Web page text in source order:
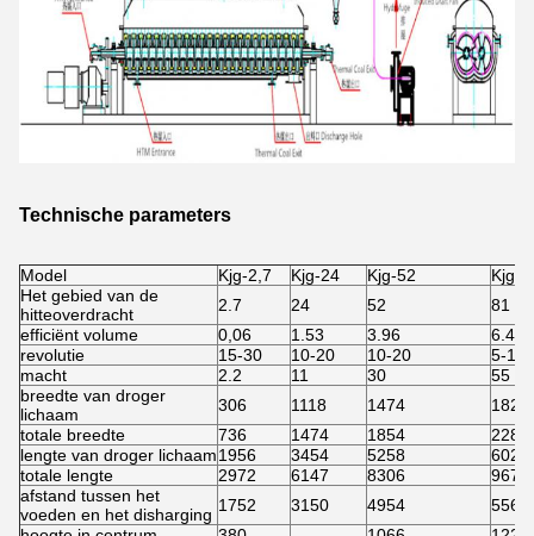
Technische parameters
Model Kjg-2,7 Kjg-24 Kjg-52
Kjg-
Het gebied van de
hitteoverdracht
2.7 24 52
81
efficiënt volume
0,06 1.53 3.96
6.43
revolutie
15-30 10-20 10-20
5-15
macht
2.2 11 30
55
breedte van droger
lichaam
306 1118 1474
1828
totale breedte
736 1474 1854
2286
lengte van droger lichaam1956 3454 5258
6020
totale lengte
2972 6147 8306
9678
afstand tussen het
voeden en het disharging 1752 3150 4954
5562